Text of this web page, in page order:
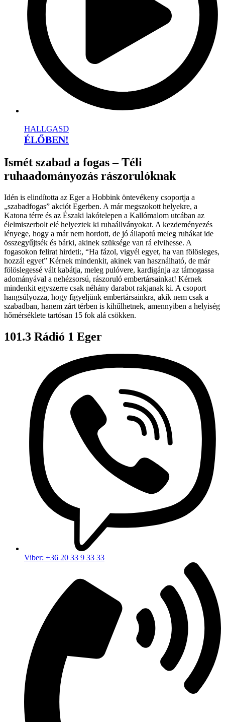
HALLGASD
ÉLŐBEN!
Ismét szabad a fogas – Téli
ruhaadományozás rászorulóknak
Idén is elindította az Eger a Hobbink öntevékeny csoportja a
„szabadfogas” akciót Egerben. A már megszokott helyekre, a
Katona térre és az Északi lakótelepen a Kallómalom utcában az
élelmiszerbolt elé helyeztek ki ruhaállványokat. A kezdeményezés
lényege, hogy a már nem hordott, de jó állapotú meleg ruhákat ide
összegyűjtsék és bárki, akinek szüksége van rá elvihesse. A
fogasokon felirat hirdeti:, “Ha fázol, vigyél egyet, ha van fölösleges,
hozzál egyet” Kérnek mindenkit, akinek van használható, de már
fölöslegessé vált kabátja, meleg pulóvere, kardigánja az támogassa
adományával a nehézsorsú, rászoruló embertársainkat! Kérnek
mindenkit egyszerre csak néhány darabot rakjanak ki. A csoport
hangsúlyozza, hogy figyeljünk embertársainkra, akik nem csak a
szabadban, hanem zárt térben is kihűlhetnek, amennyiben a helyiség
hőmérséklete tartósan 15 fok alá csökken.
101.3 Rádió 1 Eger
Viber: +36 20 33 9 33 33